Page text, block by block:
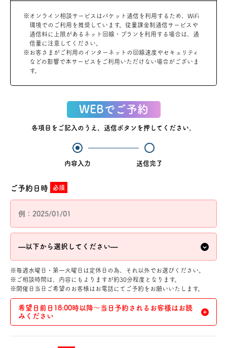
※オンライン相談サービスはパケット通信を利用するため、WiFi
環境でのご利用を推奨しています。従量課金制通信サービスや
通信料に上限があるネット回線・プランを利用する場合は、通
信量に注意してください。
※お客さまがご利用のインターネットの回線速度やセキュリティ
などの影響で本サービスをご利用いただけない場合がございま
す。
WEBでご予約
各項目をご記入のうえ、送信ボタンを押してください。
内容入力 送信完了
ご予約日時 必須
※毎週水曜日・第一火曜日は定休日の為、それ以外でお選びください。
※ご相談時間は、内容にもよりますが約30分程度となります。
※開催日当日ご希望のお客様はお電話にてご予約をお願いいたします。
希望日前日18:00時以降〜当日予約されるお客様はお読
みください